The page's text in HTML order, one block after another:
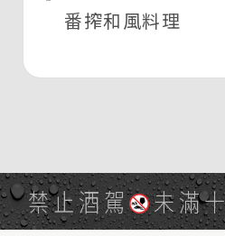
番搾和風料理
禁止酒駕 未滿